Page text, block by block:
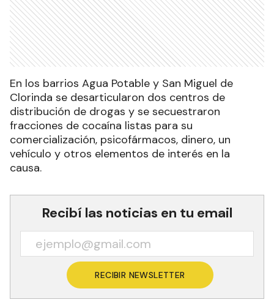
En los barrios Agua Potable y San Miguel de
Clorinda se desarticularon dos centros de
distribución de drogas y se secuestraron
fracciones de cocaína listas para su
comercialización, psicofármacos, dinero, un
vehículo y otros elementos de interés en la
causa.
Recibí las noticias en tu email
RECIBIR NEWSLETTER